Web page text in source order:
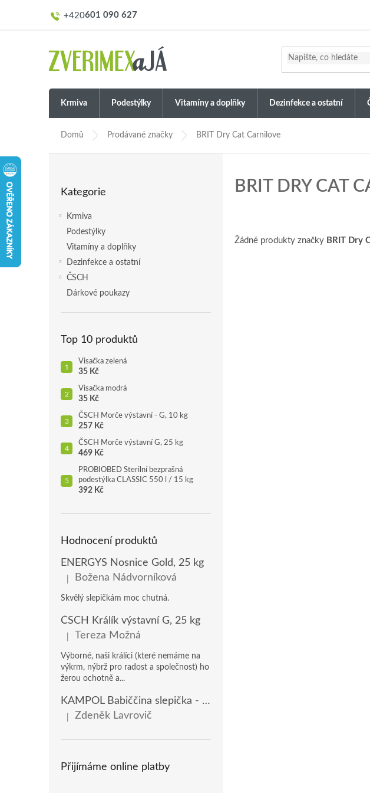
601 090 627
Krmiva Podestýlky Vitamíny a doplňky Dezinfekce a ostatní
Domů Prodávané značky BRIT Dry Cat Carnilove
kategorie
Kategorie
Krmiva
Podestýlky
Vitamíny a doplňky
Dezinfekce a ostatní
ČSCH
Dárkové poukazy
Top 10 produktů
Visačka zelená
35 Kč
Visačka modrá
35 Kč
ČSCH Morče výstavní - G, 10 kg
257 Kč
ČSCH Morče výstavní G, 25 kg
469 Kč
PROBIOBED Sterilní bezprašná
podestýlka CLASSIC 550 l / 15 kg
392 Kč
Hodnocení produktů
ENERGYS Nosnice Gold, 25 kg
Hodnocení produktu je 5 z 5 hvězdiček.
Božena Nádvorníková
Skvělý slepičkám moc chutná.
ČSCH Králík výstavní G, 25 kg
Hodnocení produktu je 5 z 5 hvězdiček.
Tereza Možná
Výborné, naši králíci (které nemáme na
výkrm, nýbrž pro radost a společnost) ho
žerou ochotně a...
KAMPOL Babiččina slepička - domácí nosnice(KB), 20 kg
Hodnocení produktu je 5 z 5 hvězdiček.
Zdeněk Lavrovič
Přijímáme online platby
BRIT DRY CAT
Žádné produkty značky BRIT Dry